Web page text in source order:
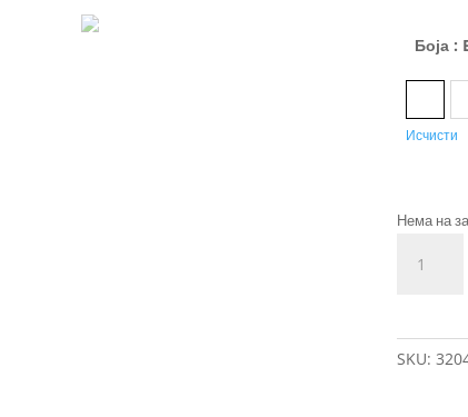
Боја:
Исчисти
Нема на
Crossover
SKU: